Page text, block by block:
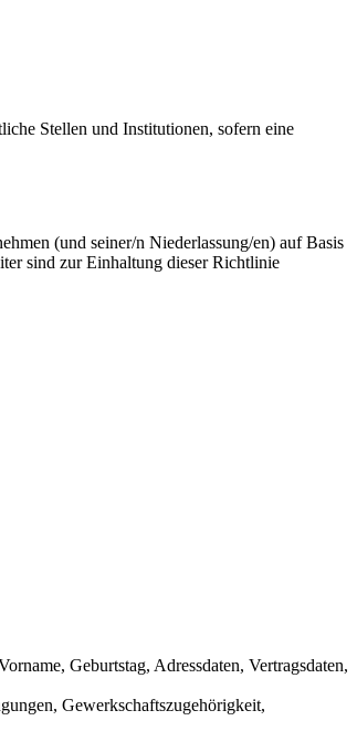
Stellen und Institutionen, sofern eine
(und seiner/n Niederlassung/en) auf Basis
sind zur Einhaltung dieser Richtlinie
Geburtstag, Adressdaten, Vertragsdaten,
Gewerkschaftszugehörigkeit,